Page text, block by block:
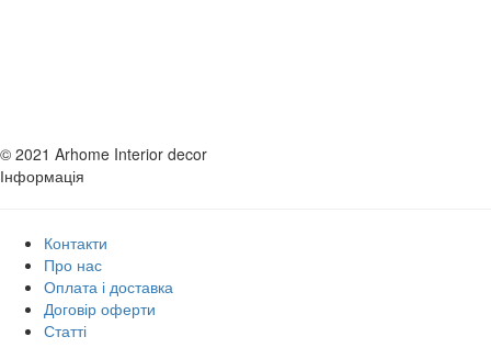
© 2021 Arhome Interior decor
Інформація
Контакти
Про нас
Оплата і доставка
Договір оферти
Статті